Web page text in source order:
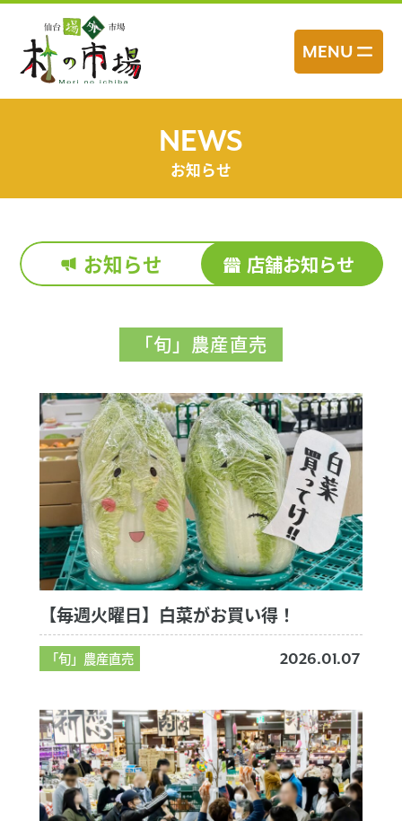
ッ
MENU
NEWS
お知らせ
お知らせ 店舗お知らせ
「旬」農産直売
【毎週火曜日】白菜がお買い得！
「旬」農産直売 2026.01.07